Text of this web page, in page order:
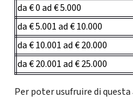
da € 0 ad € 5.000
da € 5.001 ad € 10.000
da € 10.001 ad € 20.000
da € 20.001 ad € 25.000
Per poter usufruire di